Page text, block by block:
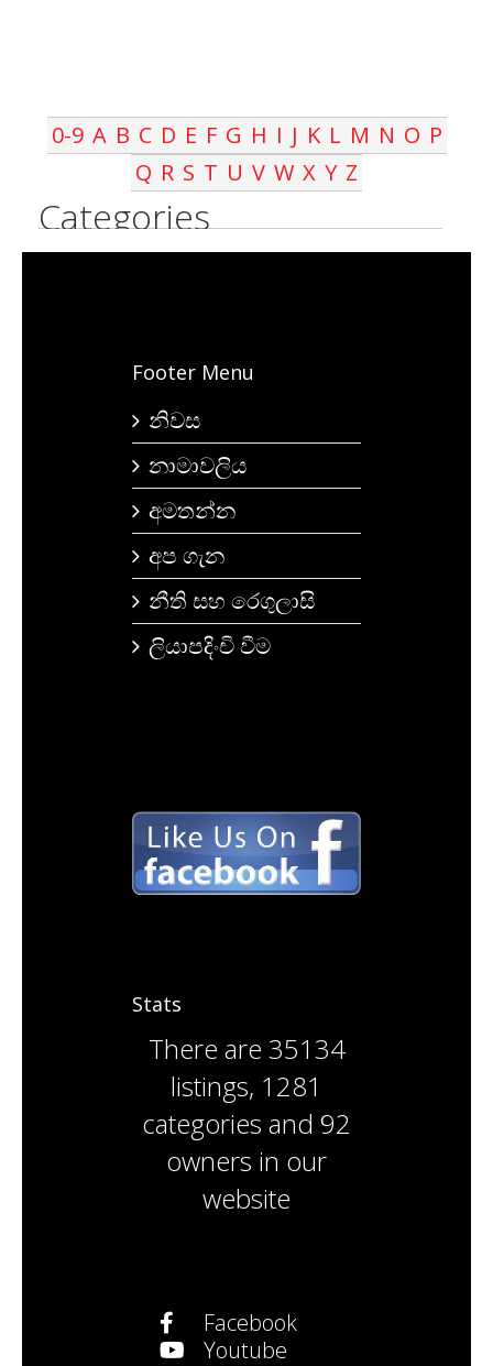
0-9 A B C D E F G H I J K L M N O P
Q R S T U V W X Y Z
Categories
Footer Menu
නිවස
නාමාවලිය
අමතන්න
අප ගැන
නීති සහ රෙගුලාසි
ලියාපදිංචි වීම
Stats
There are 35134
listings, 1281
categories and 92
owners in our
website
Facebook
Youtube